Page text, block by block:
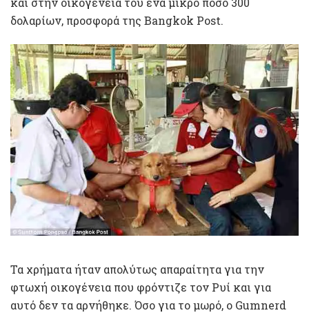
δολαρίων, προσφορά της Bangkok Post.
Τα χρήματα ήταν απολύτως απαραίτητα για την
φτωχή οικογένεια που φρόντιζε τον Ρυί και για
αυτό δεν τα αρνήθηκε. Όσο για το μωρό, ο Gumnerd